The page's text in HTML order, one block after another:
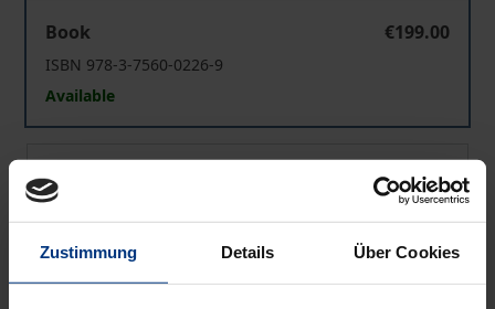
Zustimmung Details Über Cookies
Book
€199.00
ISBN 978-3-7560-0226-9
Available
Gebührenfähigkeit der Konzessionsabgabe im Bereich
eBook
€199.00
ISBN 978-3-7489-3750-0